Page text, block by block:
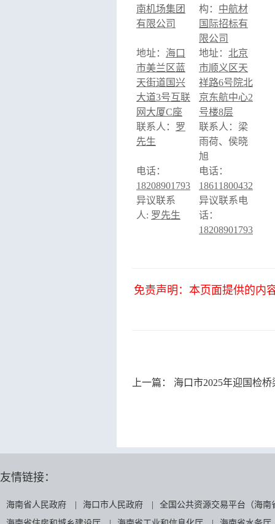
南机场集团
有限公司
构： 中航材
国际招标有
限公司
地址： 海口
市美兰区蓝
天街道国兴
大道3号互联
网大厦C座
地址： 北京
市顺义区天
祥路6号院北
京东航中心2
号楼8层
联系人： 罗
先生
联系人：梁
雨荷、侯晓
旭
电话：
18208901793
电话：
18611800432
异议联系
人: 罗先生
异议联系电
话：
18208901793
免责声明：本页面提供的内
上一篇： 海口市2025年迎国检
友情链接：
海南省人民政府 海口市人民政府
全国公共资源交易平台（海南